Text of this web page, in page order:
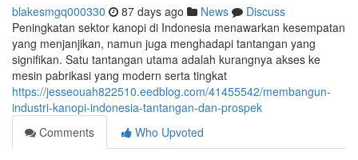
blakesmgq000330 87 days ago News
Discuss
Peningkatan sektor kanopi di Indonesia menawarkan kesempatan
yang menjanjikan, namun juga menghadapi tantangan yang
signifikan. Satu tantangan utama adalah kurangnya akses ke
mesin pabrikasi yang modern serta tingkat
https://jesseouah822510.eedblog.com/41455542/membangun-
industri-kanopi-indonesia-tantangan-dan-prospek
Comments
Who Upvoted